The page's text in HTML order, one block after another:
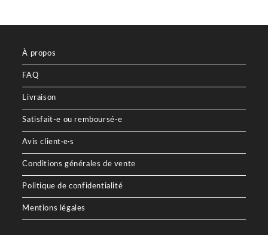
À propos
FAQ
Livraison
Satisfait-e ou remboursé-e
Avis client·e·s
Conditions générales de vente
Politique de confidentialité
Mentions légales